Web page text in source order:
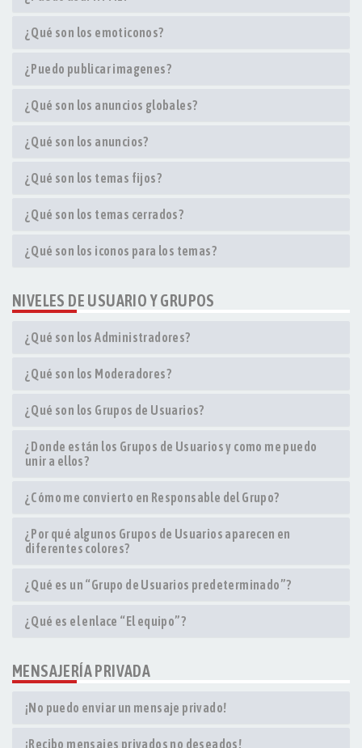
¿Qué son los emoticonos?
¿Puedo publicar imagenes?
¿Qué son los anuncios globales?
¿Qué son los anuncios?
¿Qué son los temas fijos?
¿Qué son los temas cerrados?
¿Qué son los iconos para los temas?
NIVELES DE USUARIO Y GRUPOS
¿Qué son los Administradores?
¿Qué son los Moderadores?
¿Qué son los Grupos de Usuarios?
¿Donde están los Grupos de Usuarios y como me puedo
unir a ellos?
¿Cómo me convierto en Responsable del Grupo?
¿Por qué algunos Grupos de Usuarios aparecen en
diferentes colores?
¿Qué es un “Grupo de Usuarios predeterminado”?
¿Qué es el enlace “El equipo”?
MENSAJERÍA PRIVADA
¡No puedo enviar un mensaje privado!
¡Recibo mensajes privados no deseados!